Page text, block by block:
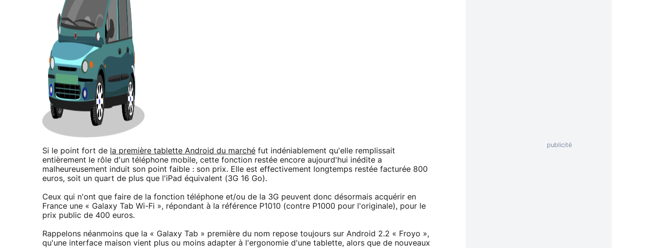
Si le point fort de la première tablette Android du marché fut indéniablement qu'elle remplissait
entièrement le rôle d'un téléphone mobile, cette fonction restée encore aujourd'hui inédite a
malheureusement induit son point faible : son prix. Elle est effectivement longtemps restée facturée 800
euros, soit un quart de plus que l'iPad équivalent (3G 16 Go).
Ceux qui n'ont que faire de la fonction téléphone et/ou de la 3G peuvent donc désormais acquérir en
France une « Galaxy Tab Wi-Fi », répondant à la référence P1010 (contre P1000 pour l'originale), pour le
prix public de 400 euros.
Rappelons néanmoins que la « Galaxy Tab » première du nom repose toujours sur Android 2.2 « Froyo »,
qu'une interface maison vient plus ou moins adapter à l'ergonomie d'une tablette, alors que de nouveaux